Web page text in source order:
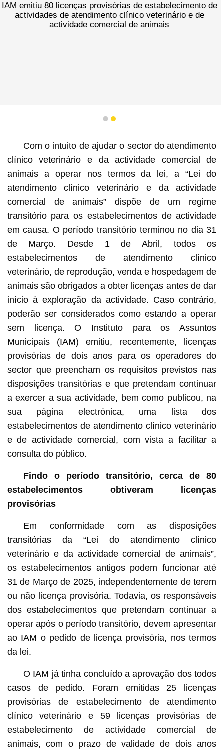
IAM emitiu 80 licenças provisórias de estabelecimento de
actividades de atendimento clínico veterinário e de
actividade comercial de animais
1 2
Com o intuito de ajudar o sector do atendimento
clínico veterinário e da actividade comercial de
animais a operar nos termos da lei, a “Lei do
atendimento clínico veterinário e da actividade
comercial de animais” dispõe de um regime
transitório para os estabelecimentos de actividade
em causa. O período transitório terminou no dia 31
de Março. Desde 1 de Abril, todos os
estabelecimentos de atendimento clínico
veterinário, de reprodução, venda e hospedagem de
animais são obrigados a obter licenças antes de dar
início à exploração da actividade. Caso contrário,
poderão ser considerados como estando a operar
sem licença. O Instituto para os Assuntos
Municipais (IAM) emitiu, recentemente, licenças
provisórias de dois anos para os operadores do
sector que preencham os requisitos previstos nas
disposições transitórias e que pretendam continuar
a exercer a sua actividade, bem como publicou, na
sua página electrónica, uma lista dos
estabelecimentos de atendimento clínico veterinário
e de actividade comercial, com vista a facilitar a
consulta do público.
Findo o período transitório, cerca de 80
estabelecimentos obtiveram licenças
provisórias
Em conformidade com as disposições
transitórias da “Lei do atendimento clínico
veterinário e da actividade comercial de animais”,
os estabelecimentos antigos podem funcionar até
31 de Março de 2025, independentemente de terem
ou não licença provisória. Todavia, os responsáveis
dos estabelecimentos que pretendam continuar a
operar após o período transitório, devem apresentar
ao IAM o pedido de licença provisória, nos termos
da lei.
O IAM já tinha concluído a aprovação dos todos
casos de pedido. Foram emitidas 25 licenças
provisórias de estabelecimento de atendimento
clínico veterinário e 59 licenças provisórias de
estabelecimento de actividade comercial de
animais, com o prazo de validade de dois anos